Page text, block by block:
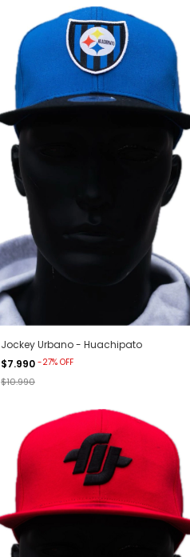
Jockey Urbano - Huachipato
$7.990 -27% OFF
$10.990